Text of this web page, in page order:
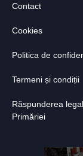
Contact
Cookies
Politica de
Termeni și condiții
Răspunderea
Primăriei